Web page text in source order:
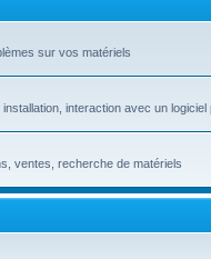
sur vos matériels
interaction avec un logiciel
ventes, recherche de matériels